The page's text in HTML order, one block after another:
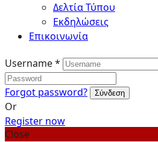
Δελτία Τύπου
Εκδηλώσεις
Επικοινωνία
Username *
Forgot password?
Or
Register now
Close